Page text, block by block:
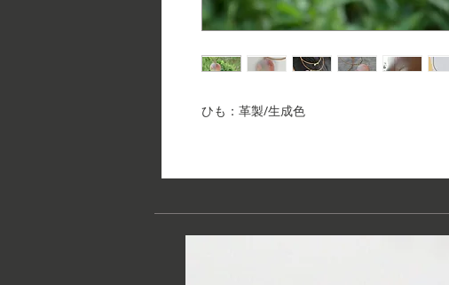
ひも：革製/生成色